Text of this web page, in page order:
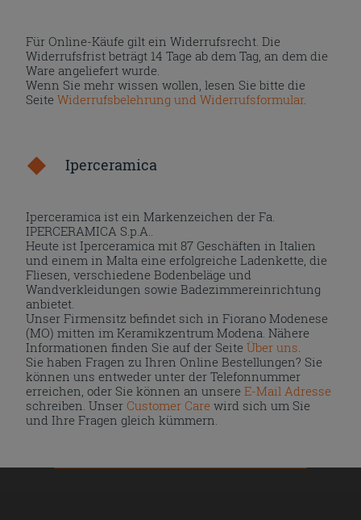
Für Online-Käufe gilt ein Widerrufsrecht. Die
Widerrufsfrist beträgt 14 Tage ab dem Tag, an dem die
Ware angeliefert wurde.
Wenn Sie mehr wissen wollen, lesen Sie bitte die
SeiteWiderrufsbelehrung und Widerrufsformular.
Iperceramica
Iperceramica ist ein Markenzeichen der Fa.
IPERCERAMICA S.p.A..
Heute ist Iperceramica mit 87 Geschäften in Italien
und einem in Malta eine erfolgreiche Ladenkette, die
Fliesen, verschiedene Bodenbeläge und
Wandverkleidungen sowie Badezimmereinrichtung
anbietet.
Unser Firmensitz befindet sich in Fiorano Modenese
(MO) mitten im Keramikzentrum Modena. Nähere
Informationen finden Sie auf der Seite Über uns
Sie haben Fragen zu Ihren Online Bestellungen? Sie
können uns entweder unter der Telefonnummer
erreichen, oder Sie können an unsereE-Mail Adresse
schreiben. UnserCustomer Care wird sich um Sie
und Ihre Fragen gleich kümmern.